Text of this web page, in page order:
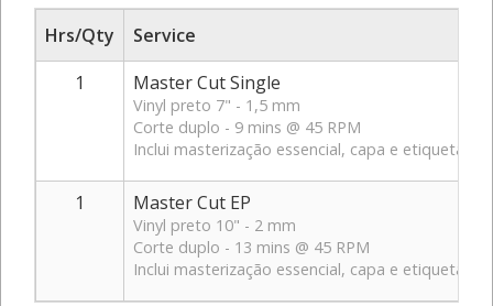
Hrs/Qty
Service
1
Master Cut Single
Vinyl preto 7" - 1,5 mm
Corte duplo - 9 mins @ 45 RPM
Inclui masterização essencial, capa e etiquetas
1 Master Cut EP
Vinyl preto 10" - 2 mm
Corte duplo - 13 mins @ 45 RPM
Inclui masterização essencial, capa e etiquetas